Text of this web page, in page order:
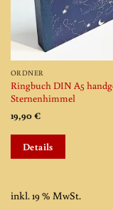
ORDNER
Ringbuch DIN A5
Sternenhimmel
19,90€
Details
inkl. 19 % MwSt.